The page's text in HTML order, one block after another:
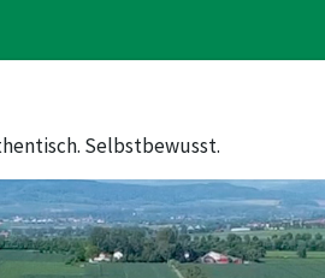
Selbstbewusst.